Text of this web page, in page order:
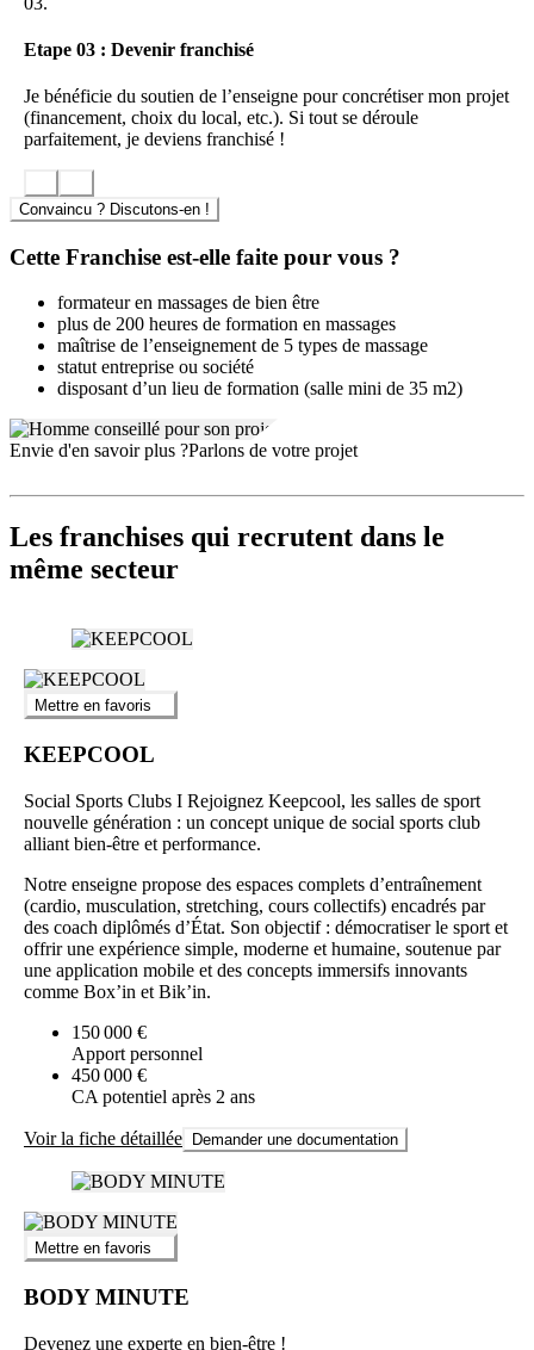
Etape 03 : Devenir franchisé
Je bénéficie du soutien de l’enseigne pour concrétiser mon projet
(financement, choix du local, etc.). Si tout se déroule
parfaitement, je deviens franchisé !
Convaincu ? Discutons-en !
Cette Franchise est-elle faite pour vous ?
formateur en massages de bien être
plus de 200 heures de formation en massages
maîtrise de l’enseignement de 5 types de massage
statut entreprise ou société
disposant d’un lieu de formation (salle mini de 35 m2)
Envie d'en savoir plus ?Parlons de votre projet
Les franchises qui recrutent dans le
même secteur
Mettre en favoris
KEEPCOOL
Social Sports Clubs I Rejoignez Keepcool, les salles de sport
nouvelle génération : un concept unique de social sports club
alliant bien-être et performance.
Notre enseigne propose des espaces complets d’entraînement
(cardio, musculation, stretching, cours collectifs) encadrés par
des coach diplômés d’État. Son objectif : démocratiser le sport et
offrir une expérience simple, moderne et humaine, soutenue par
une application mobile et des concepts immersifs innovants
comme Box’in et Bik’in.
150 000 €
Apport personnel
450 000 €
CA potentiel après 2 ans
Voir la fiche détaillée Demander une documentation
Mettre en favoris
BODY MINUTE
Devenez une experte en bien-être !